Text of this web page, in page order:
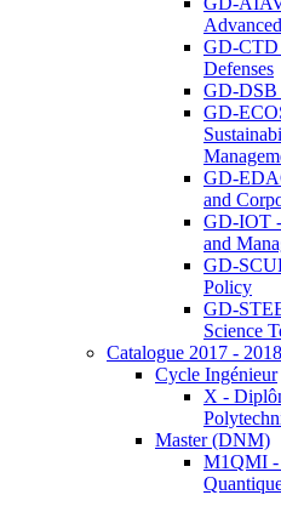
GD-CTD
Defenses
GD-DSB
GD-
GD-
and
GD-IOT
and
GD-
Policy
GD-
Science
Catalogue 2017 - 2018
Cycle Ingénieur
X -
Master (DNM)
M1QMI